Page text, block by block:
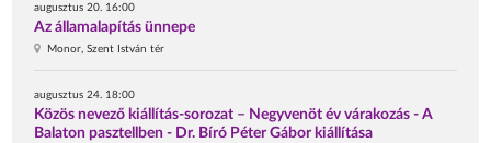
augusztus 20. 16:00
Az államalapítás ünnepe
Monor, Szent István tér
augusztus 24. 18:00
Közös nevező kiállítás-sorozat – Negyvenöt év várakozás - A
Balaton pasztellben - Dr. Bíró Péter Gábor kiállítása